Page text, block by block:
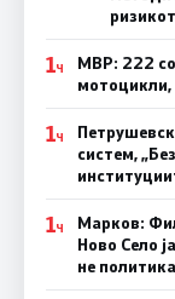
1Ч
МВР: 222
мотоцикли,
1Ч
систем,
1Ч
Марков:
Ново Село
не